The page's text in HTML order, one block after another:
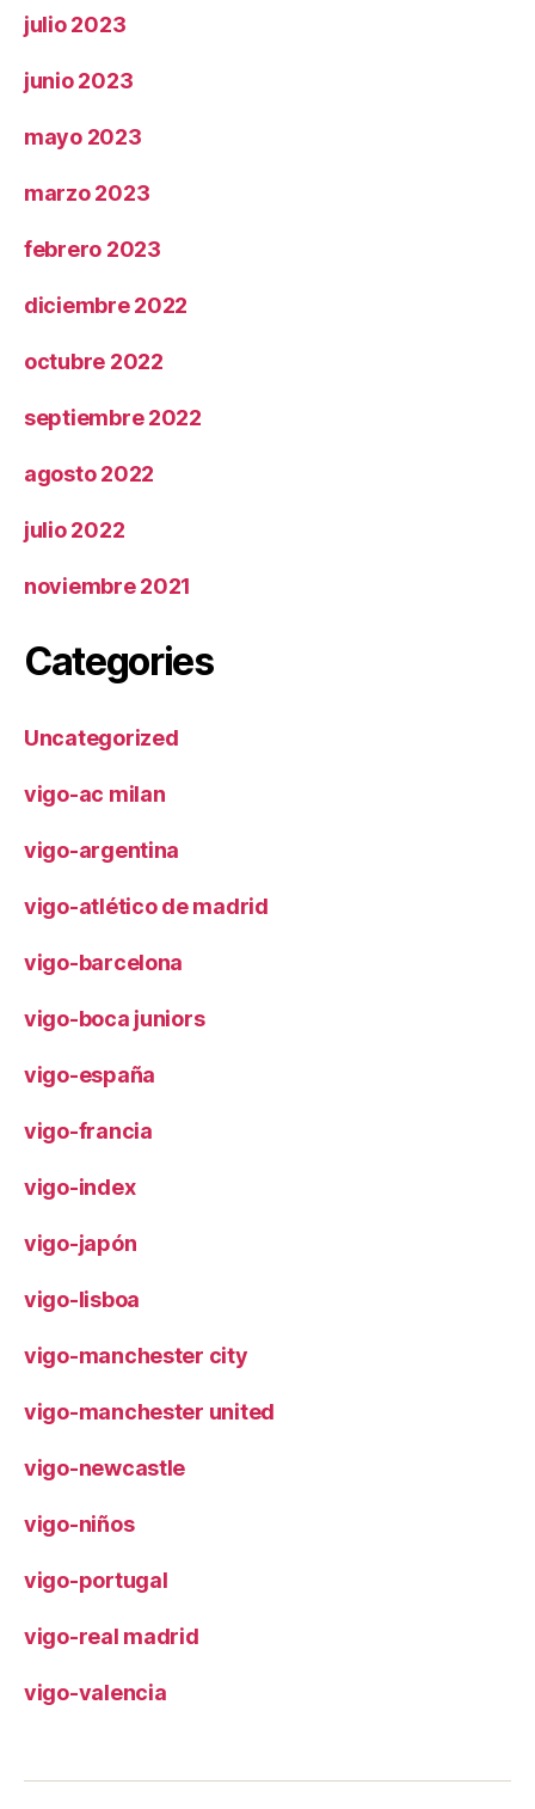
julio 2023
junio 2023
mayo 2023
marzo 2023
febrero 2023
diciembre 2022
octubre 2022
septiembre 2022
agosto 2022
julio 2022
noviembre 2021
Categories
Uncategorized
vigo-ac milan
vigo-argentina
vigo-atlético de madrid
vigo-barcelona
vigo-boca juniors
vigo-españa
vigo-francia
vigo-index
vigo-japón
vigo-lisboa
vigo-manchester city
vigo-manchester united
vigo-newcastle
vigo-niños
vigo-portugal
vigo-real madrid
vigo-valencia